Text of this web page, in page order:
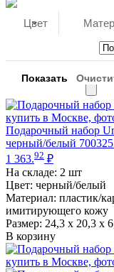
Цвет
Подарочный набор
черный/белый
1 363.92 ₽
На складе: 2 шт
Цвет: черный/белый
Материал: пластик/
имитирующего кожу
Размер: 24,3 х 20,3 х
В корзину